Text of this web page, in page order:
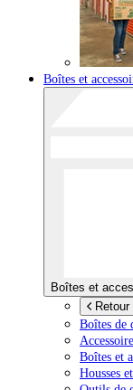
Boîtes et
Boîtes et
Boîtes de
Boîtes et
Housses